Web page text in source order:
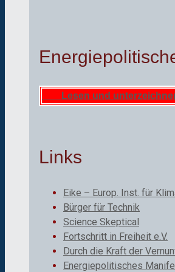
Lesen und
Links
Eike – Europ. Inst. für
Bürger für Technik
Science Skeptical
Fortschritt in Freiheit e.V.
Durch die Kraft der
Energiepolitisches